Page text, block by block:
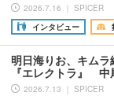
2026.7.16 ｜ SPICER
インタビュー
明日海りお、キム
『エレクトラ』
2026.7.13 ｜ SPICER